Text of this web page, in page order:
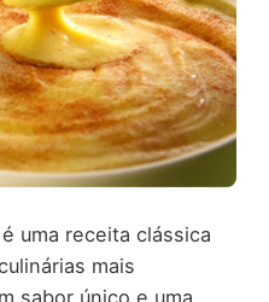
uma receita clássica
mais